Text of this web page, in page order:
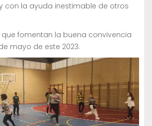
con la ayuda inestimable de otros
que fomentan la buena convivencia
mayo de este 2023.